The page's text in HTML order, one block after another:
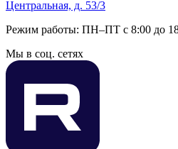
Центральная, д. 53/3
Режим работы: ПН–ПТ с 8:00 до
Мы в соц. сетях